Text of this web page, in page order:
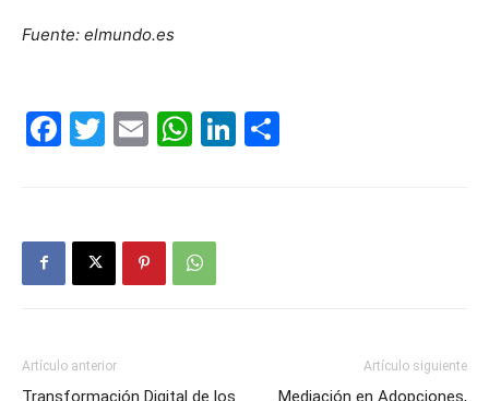
Fuente: elmundo.es
Facebook
Twitter
EmailWhatsApp
LinkedIn
Artículo anterior
Transformación Digital de los
Artículo siguiente
Mediación en Adopciones,